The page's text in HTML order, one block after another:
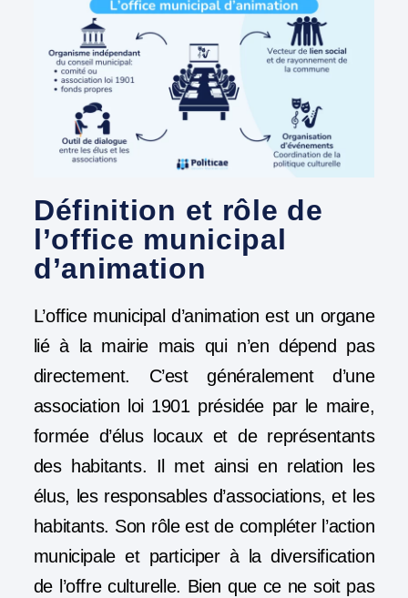
Définition et rôle de
l’office municipal
d’animation
L’office municipal d’animation est un organe
lié à la mairie mais qui n’en dépend pas
directement. C’est généralement d’une
association loi 1901 présidée par le maire,
formée d’élus locaux et de représentants
des habitants. Il met ainsi en relation les
élus, les responsables d’associations, et les
habitants. Son rôle est de compléter l’action
municipale et participer à la diversification
de l’offre culturelle. Bien que ce ne soit pas